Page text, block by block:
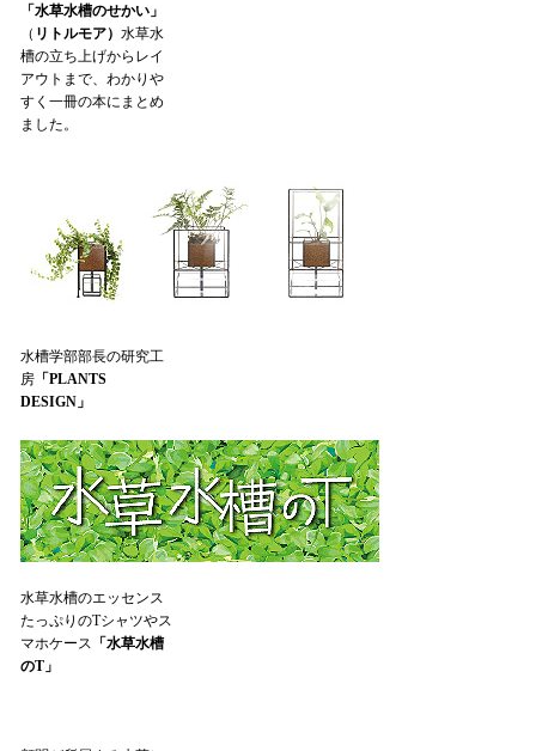
「水草水槽のせかい」
（ リトルモア） 水草水
槽の立ち上げからレイ
アウトまで、わかりや
すく一冊の本にまとめ
ました。
水槽学部部長の研究工
房「PLANTS
DESIGN」
水草水槽のエッセンス
たっぷりのTシャツやス
マホケース 「水草水槽
のT」